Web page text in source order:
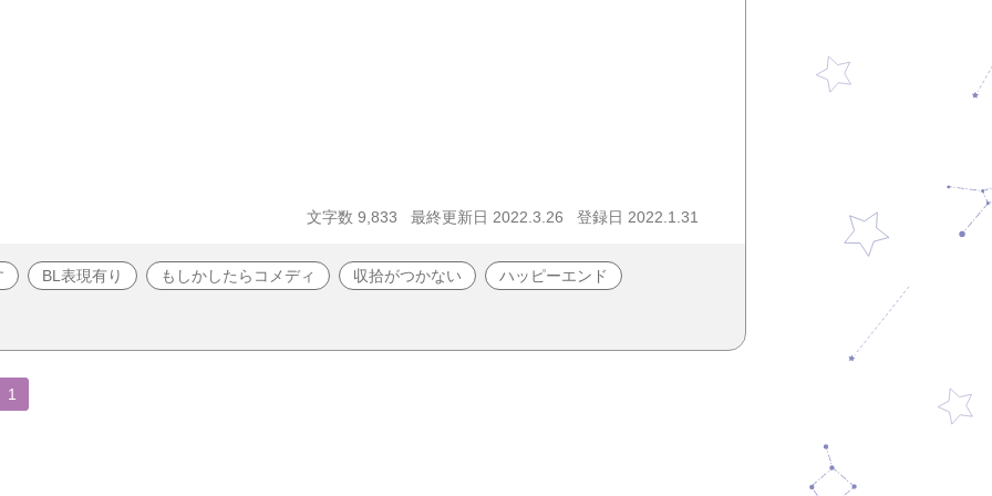
文字数 9,833 最終更新日 2022.3.26 登録日 2022.1.31
BL表現有り もしかしたらコメディ 収拾がつかない ハッピーエンド
1